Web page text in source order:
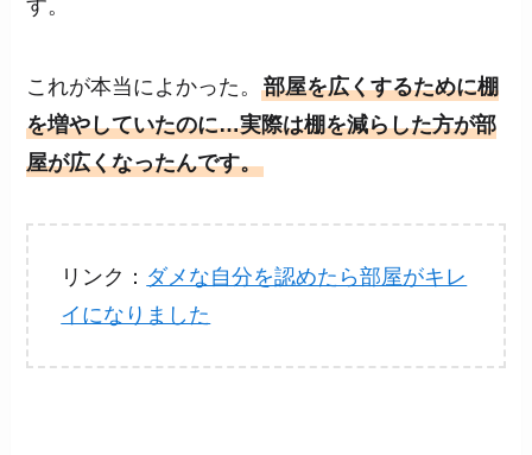
す。
これが本当によかった。部屋を広くするために棚
を増やしていたのに…実際は棚を減らした方が部
屋が広くなったんです。
リンク： ダメな自分を認めたら部屋がキレ
イになりました